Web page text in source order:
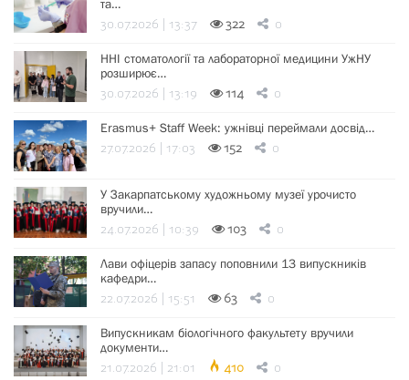
та…
30.07.2026 | 13:37 322 0
ННІ стоматології та лабораторної медицини УжНУ
розширює…
30.07.2026 | 13:19 114 0
Erasmus+ Staff Week: ужнівці переймали досвід…
27.07.2026 | 17:03 152 0
У Закарпатському художньому музеї урочисто
вручили…
24.07.2026 | 10:39 103 0
Лави офіцерів запасу поповнили 13 випускників
кафедри…
22.07.2026 | 15:51 63 0
Випускникам біологічного факультету вручили
документи…
21.07.2026 | 21:01 410 0